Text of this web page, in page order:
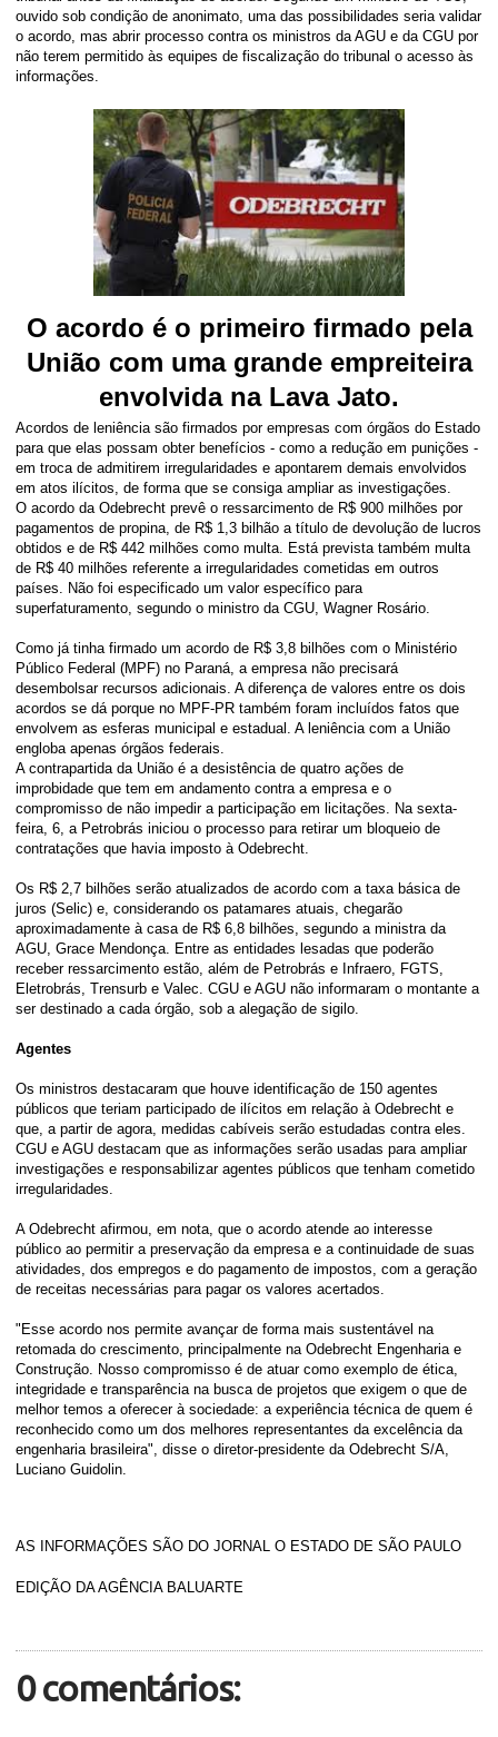
ouvido sob condição de anonimato, uma das possibilidades seria validar
o acordo, mas abrir processo contra os ministros da AGU e da CGU por
não terem permitido às equipes de fiscalização do tribunal o acesso às
informações.
O acordo é o primeiro firmado pela
União com uma grande empreiteira
envolvida na Lava Jato.
Acordos de leniência são firmados por empresas com órgãos do Estado
para que elas possam obter benefícios - como a redução em punições -
em troca de admitirem irregularidades e apontarem demais envolvidos
em atos ilícitos, de forma que se consiga ampliar as investigações.
O acordo da Odebrecht prevê o ressarcimento de R$ 900 milhões por
pagamentos de propina, de R$ 1,3 bilhão a título de devolução de lucros
obtidos e de R$ 442 milhões como multa. Está prevista também multa
de R$ 40 milhões referente a irregularidades cometidas em outros
países. Não foi especificado um valor específico para
superfaturamento, segundo o ministro da CGU, Wagner Rosário.
Como já tinha firmado um acordo de R$ 3,8 bilhões com o Ministério
Público Federal (MPF) no Paraná, a empresa não precisará
desembolsar recursos adicionais. A diferença de valores entre os dois
acordos se dá porque no MPF-PR também foram incluídos fatos que
envolvem as esferas municipal e estadual. A leniência com a União
engloba apenas órgãos federais.
A contrapartida da União é a desistência de quatro ações de
improbidade que tem em andamento contra a empresa e o
compromisso de não impedir a participação em licitações. Na sexta-
feira, 6, a Petrobrás iniciou o processo para retirar um bloqueio de
contratações que havia imposto à Odebrecht.
Os R$ 2,7 bilhões serão atualizados de acordo com a taxa básica de
juros (Selic) e, considerando os patamares atuais, chegarão
aproximadamente à casa de R$ 6,8 bilhões, segundo a ministra da
AGU, Grace Mendonça. Entre as entidades lesadas que poderão
receber ressarcimento estão, além de Petrobrás e Infraero, FGTS,
Eletrobrás, Trensurb e Valec. CGU e AGU não informaram o montante a
ser destinado a cada órgão, sob a alegação de sigilo.
Agentes
Os ministros destacaram que houve identificação de 150 agentes
públicos que teriam participado de ilícitos em relação à Odebrecht e
que, a partir de agora, medidas cabíveis serão estudadas contra eles.
CGU e AGU destacam que as informações serão usadas para ampliar
investigações e responsabilizar agentes públicos que tenham cometido
irregularidades.
A Odebrecht afirmou, em nota, que o acordo atende ao interesse
público ao permitir a preservação da empresa e a continuidade de suas
atividades, dos empregos e do pagamento de impostos, com a geração
de receitas necessárias para pagar os valores acertados.
"Esse acordo nos permite avançar de forma mais sustentável na
retomada do crescimento, principalmente na Odebrecht Engenharia e
Construção. Nosso compromisso é de atuar como exemplo de ética,
integridade e transparência na busca de projetos que exigem o que de
melhor temos a oferecer à sociedade: a experiência técnica de quem é
reconhecido como um dos melhores representantes da excelência da
engenharia brasileira", disse o diretor-presidente da Odebrecht S/A,
Luciano Guidolin.
AS INFORMAÇÕES SÃO DO JORNAL O ESTADO DE SÃO PAULO
EDIÇÃO DA AGÊNCIA BALUARTE
0 comentários: